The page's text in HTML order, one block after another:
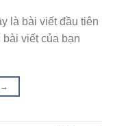
là bài viết đầu tiên
viết của bạn
→